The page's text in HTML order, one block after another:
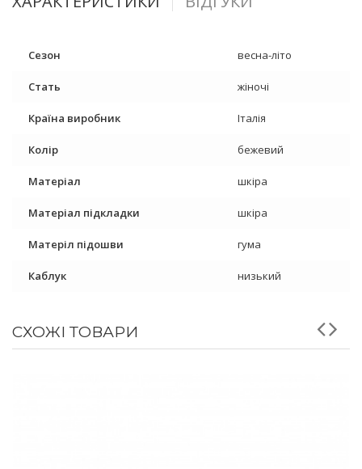
Сезон весна-літо
Стать жіночі
Країна виробник Італія
Колір бежевий
Матеріал шкіра
Матеріал підкладки шкіра
Матеріл підошви гума
Каблук низький
СХОЖІ ТОВАРИ